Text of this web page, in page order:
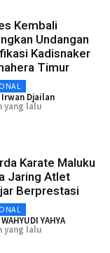
Kembali
Undangan
Kadisnaker
Timur
Irwan Djailan
yang lalu
Karate Maluku
Jaring Atlet
Berprestasi
WAHYUDI YAHYA
yang lalu